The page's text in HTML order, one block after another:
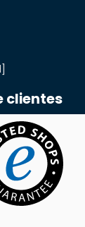
una
clientes